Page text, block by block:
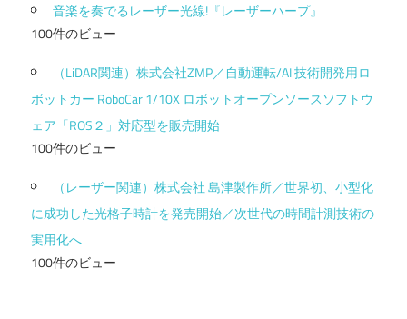
音楽を奏でるレーザー光線!『レーザーハープ』
100件のビュー
（LiDAR関連）株式会社ZMP／自動運転/AI 技術開発用ロ
ボットカー RoboCar 1/10X ロボットオープンソースソフトウ
ェア「ROS２」対応型を販売開始
100件のビュー
（レーザー関連）株式会社 島津製作所／世界初、小型化
に成功した光格子時計を発売開始／次世代の時間計測技術の
実用化へ
100件のビュー